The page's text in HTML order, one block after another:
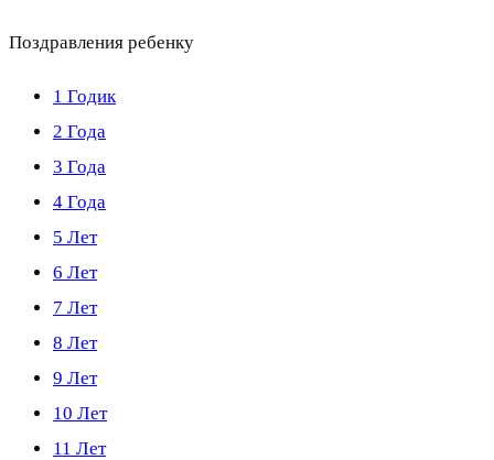
Поздравления ребенку
1 Годик
2 Года
3 Года
4 Года
5 Лет
6 Лет
7 Лет
8 Лет
9 Лет
10 Лет
11 Лет